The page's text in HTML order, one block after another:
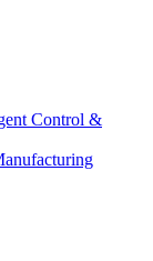
Control &